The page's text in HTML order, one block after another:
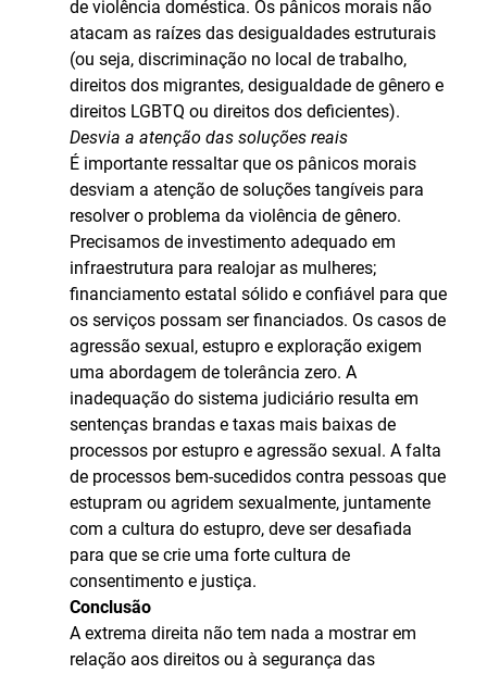
de violência doméstica. Os pânicos morais não
atacam as raízes das desigualdades estruturais
(ou seja, discriminação no local de trabalho,
direitos dos migrantes, desigualdade de gênero e
direitos LGBTQ ou direitos dos deficientes).
Desvia a atenção das soluções reais
É importante ressaltar que os pânicos morais
desviam a atenção de soluções tangíveis para
resolver o problema da violência de gênero.
Precisamos de investimento adequado em
infraestrutura para realojar as mulheres;
financiamento estatal sólido e confiável para que
os serviços possam ser financiados. Os casos de
agressão sexual, estupro e exploração exigem
uma abordagem de tolerância zero. A
inadequação do sistema judiciário resulta em
sentenças brandas e taxas mais baixas de
processos por estupro e agressão sexual. A falta
de processos bem-sucedidos contra pessoas que
estupram ou agridem sexualmente, juntamente
com a cultura do estupro, deve ser desafiada
para que se crie uma forte cultura de
consentimento e justiça.
Conclusão
A extrema direita não tem nada a mostrar em
relação aos direitos ou à segurança das